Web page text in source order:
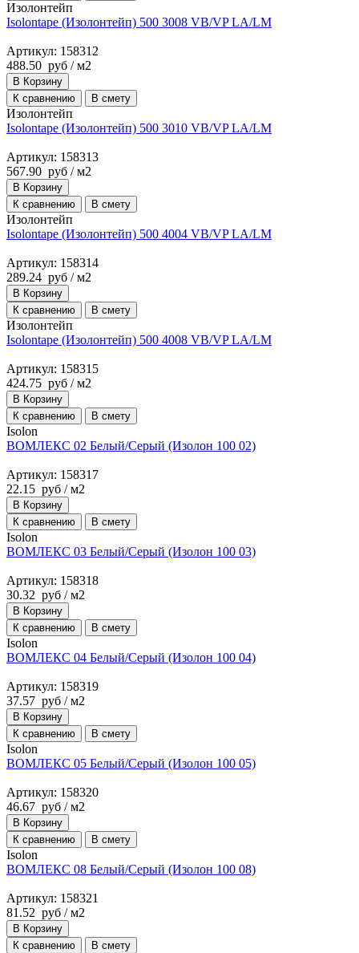
Изолонтейп
Isolontape (Изолонтейп) 500 3008 VB/VP LA/LM
Артикул: 158312
488.50 руб / м2
В Корзину
К сравнению
В смету
Изолонтейп
Isolontape (Изолонтейп) 500 3010 VB/VP LA/LM
Артикул: 158313
567.90 руб / м2
В Корзину
К сравнению
В смету
Изолонтейп
Isolontape (Изолонтейп) 500 4004 VB/VP LA/LM
Артикул: 158314
289.24 руб / м2
В Корзину
К сравнению
В смету
Изолонтейп
Isolontape (Изолонтейп) 500 4008 VB/VP LA/LM
Артикул: 158315
424.75 руб / м2
В Корзину
К сравнению
В смету
Isolon
ВОМЛЕКС 02 Белый/Серый (Изолон 100 02)
Артикул: 158317
22.15 руб / м2
В Корзину
К сравнению
В смету
Isolon
ВОМЛЕКС 03 Белый/Серый (Изолон 100 03)
Артикул: 158318
30.32 руб / м2
В Корзину
К сравнению
В смету
Isolon
ВОМЛЕКС 04 Белый/Серый (Изолон 100 04)
Артикул: 158319
37.57 руб / м2
В Корзину
К сравнению
В смету
Isolon
ВОМЛЕКС 05 Белый/Серый (Изолон 100 05)
Артикул: 158320
46.67 руб / м2
В Корзину
К сравнению
В смету
Isolon
ВОМЛЕКС 08 Белый/Серый (Изолон 100 08)
Артикул: 158321
81.52 руб / м2
В Корзину
К сравнению
В смету